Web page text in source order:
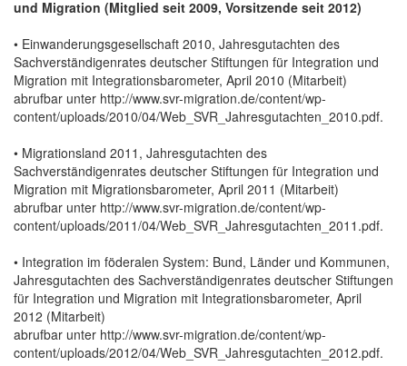
und Migration (Mitglied seit 2009, Vorsitzende seit 2012)
• Einwanderungsgesellschaft 2010, Jahresgutachten des
Sachverständigenrates deutscher Stiftungen für Integration und
Migration mit Integrationsbarometer, April 2010 (Mitarbeit)
abrufbar unter http://www.svr-migration.de/content/wp-
content/uploads/2010/04/Web_SVR_Jahresgutachten_2010.pdf.
• Migrationsland 2011, Jahresgutachten des
Sachverständigenrates deutscher Stiftungen für Integration und
Migration mit Migrationsbarometer, April 2011 (Mitarbeit)
abrufbar unter http://www.svr-migration.de/content/wp-
content/uploads/2011/04/Web_SVR_Jahresgutachten_2011.pdf.
• Integration im föderalen System: Bund, Länder und Kommunen,
Jahresgutachten des Sachverständigenrates deutscher Stiftungen
für Integration und Migration mit Integrationsbarometer, April
2012 (Mitarbeit)
abrufbar unter http://www.svr-migration.de/content/wp-
content/uploads/2012/04/Web_SVR_Jahresgutachten_2012.pdf.